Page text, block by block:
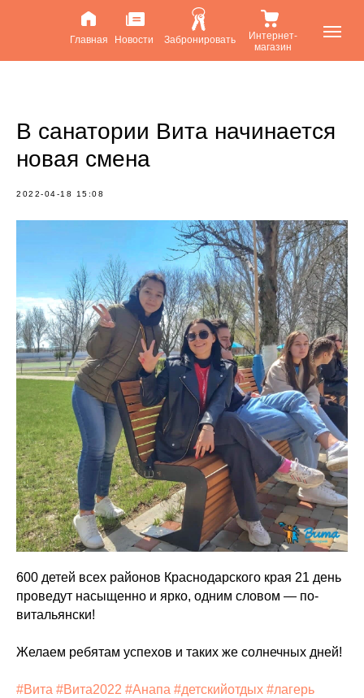
Главная Новости Забронировать
Интернет-
магазин
В санатории Вита начинается
новая смена
2022-04-18 15:08
600 детей всех районов Краснодарского края 21 день
проведут насыщенно и ярко, одним словом — по-
витальянски!
Желаем ребятам успехов и таких же солнечных дней!
#Вита #Вита2022 #Анапа #детскийотдых #лагерь